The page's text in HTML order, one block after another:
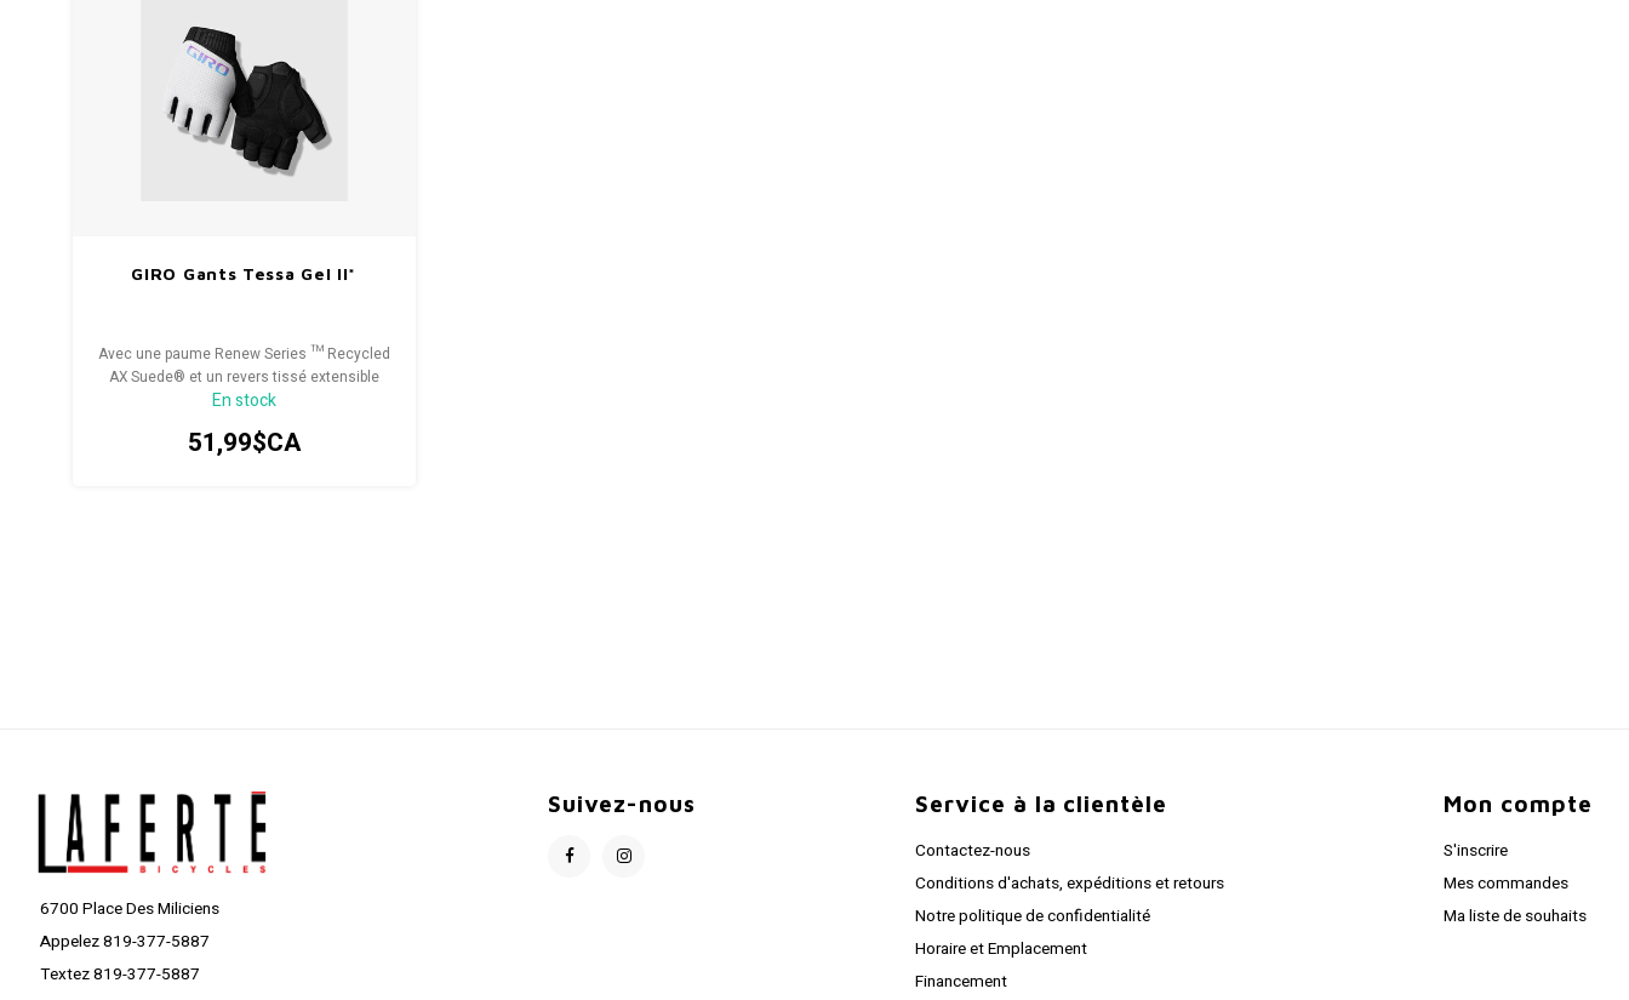
GIRO Gants Tessa Gel II*
Avec une paume Renew Series ™ Recycled
AX Suede® et un revers tissé extensible
évacuant l'humidité associés à un
est prêt pour les routes les plus difficiles,
En stock
51,99$CA
6700 Place Des Miliciens
Appelez 819-377-5887
Textez 819-377-5887
Suivez-nous Service à la clientèle
Contactez-nous
Conditions d'achats, expéditions et retours
Notre politique de confidentialité
Horaire et Emplacement
Financement
Mon compte
S'inscrire
Mes commandes
Ma liste de souhaits